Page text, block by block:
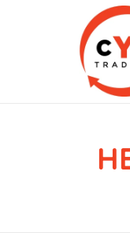
CYP Trading